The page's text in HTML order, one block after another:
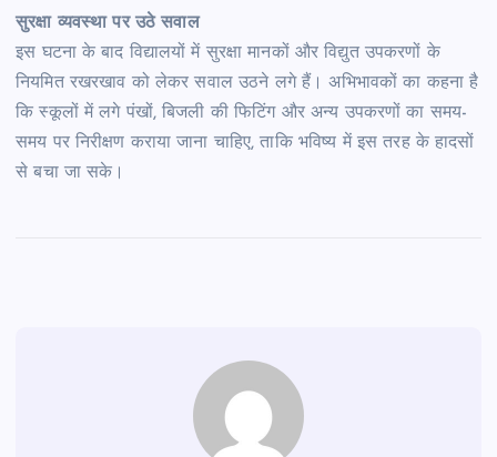
सुरक्षा व्यवस्था पर उठे सवाल
इस घटना के बाद विद्यालयों में सुरक्षा मानकों और विद्युत उपकरणों के
नियमित रखरखाव को लेकर सवाल उठने लगे हैं। अभिभावकों का कहना है
कि स्कूलों में लगे पंखों, बिजली की फिटिंग और अन्य उपकरणों का समय-
समय पर निरीक्षण कराया जाना चाहिए, ताकि भविष्य में इस तरह के हादसों
से बचा जा सके।